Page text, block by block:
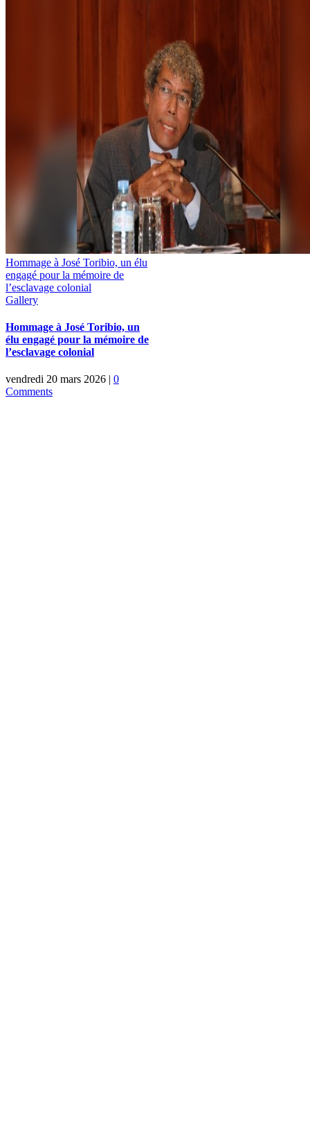
Hommage à José Toribio, un élu
engagé pour la mémoire de
l’esclavage colonial
Gallery
Hommage à José Toribio, un
élu engagé pour la mémoire de
l’esclavage colonial
vendredi 20 mars 2026 | 0
Comments